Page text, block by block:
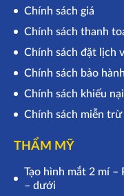
Chính sách giá
Chính sách thanh
Chính sách đặt lịch
Chính sách bảo
Chính sách khiếu
Chính sách miễn
THẨM MỸ
Tạo hình mắt 2 mí
– dưới